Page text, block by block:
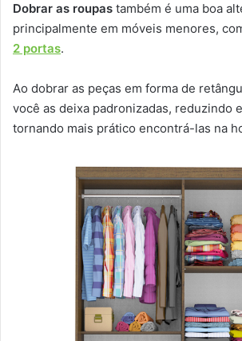
Dobrar as roupas também é uma boa
principalmente em móveis menores,
2 portas.
Ao dobrar as peças em forma de
você as deixa padronizadas, reduzindo
tornando mais prático encontrá-las na